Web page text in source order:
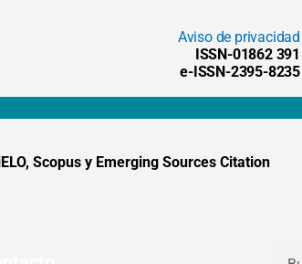
Aviso de privacidad
ISSN-01862 391
e-ISSN-2395-8235
Scopus y Emerging Sources Citation